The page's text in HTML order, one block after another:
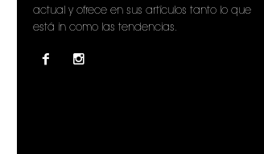
actual y ofrece en sus artículos tanto lo que
está in como las tendencias.